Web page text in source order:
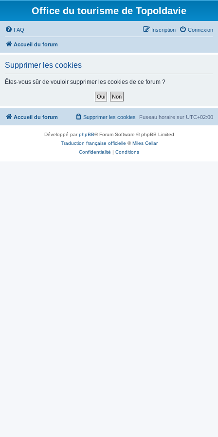
Office du tourisme de Topoldavie
FAQ Connexion
Inscription
Accueil du forum
Supprimer les cookies
Êtes-vous sûr de vouloir supprimer les cookies de ce forum ?
Accueil du forum Fuseau horaire sur UTC+02:00
Supprimer les cookies
Développé parphpBB® Forum Software © phpBB Limited
Traduction française officielle ©Miles Cellar
Confidentialité | Conditions